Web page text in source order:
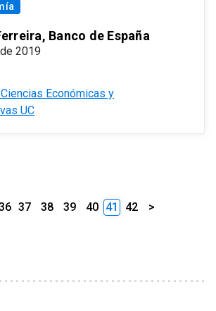
Banco de España
2019
Económicas y
UC
37 38 39 40 41 42 >